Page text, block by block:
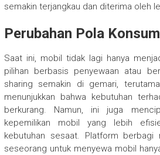
semakin terjangkau dan diterima oleh
Perubahan Pola
Saat ini, mobil tidak lagi hanya
pilihan berbasis penyewaan atau
sharing semakin di gemari,
menunjukkan bahwa kebutuhan
berkurang. Namun, ini juga
kepemilikan mobil yang lebih
kebutuhan sesaat. Platform berbagi
seseorang untuk menyewa mobil